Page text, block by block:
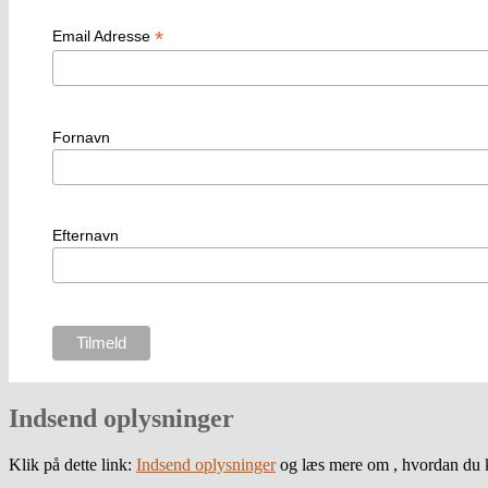
Email Adresse *
Fornavn
Efternavn
Indsend oplysninger
Klik på dette link: Indsend oplysningerog læs mere om , hvordan du